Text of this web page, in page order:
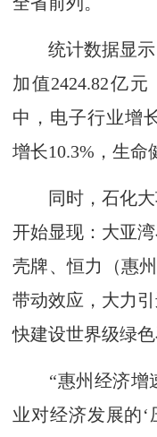
统计数据显示
加值2424.82亿元
中，电子行业增
增长10.3%，生命
同时，石化大
开始显现：大亚
壳牌、恒力（惠
带动效应，大力
快建设世界级绿色
“惠州经济增速
业对经济发展的‘